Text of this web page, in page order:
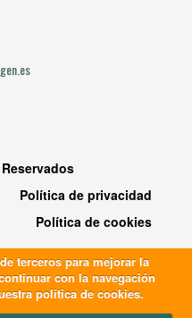
Política de privacidad
Política de cookies
terceros para mejorar la
con la navegación
política de cookies.